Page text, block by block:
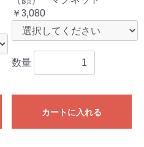
￥3,080
数量
カートに入れる